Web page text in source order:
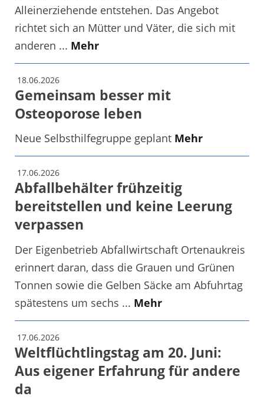
Alleinerziehende entstehen. Das Angebot
richtet sich an Mütter und Väter, die sich mit
anderen ... Mehr
18.06.2026
Gemeinsam besser mit
Osteoporose leben
Neue Selbsthilfegruppe geplant Mehr
17.06.2026
Abfallbehälter frühzeitig
bereitstellen und keine Leerung
verpassen
Der Eigenbetrieb Abfallwirtschaft Ortenaukreis
erinnert daran, dass die Grauen und Grünen
Tonnen sowie die Gelben Säcke am Abfuhrtag
spätestens um sechs ... Mehr
17.06.2026
Weltflüchtlingstag am 20. Juni:
Aus eigener Erfahrung für andere
da